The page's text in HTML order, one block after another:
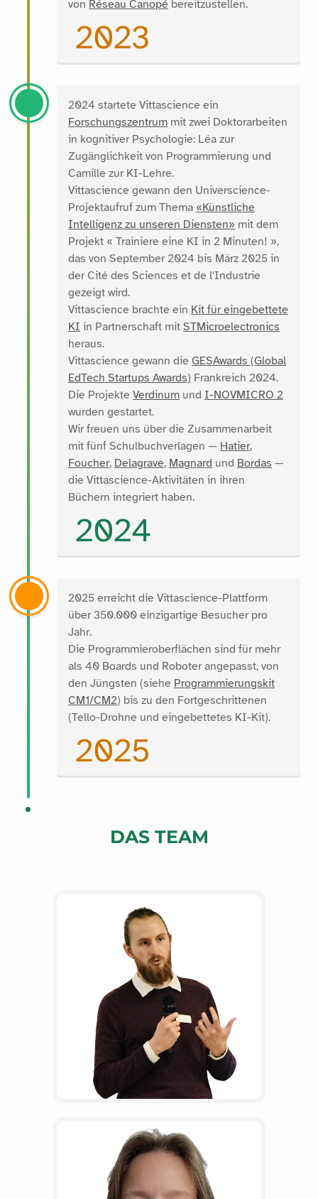
von Réseau Canopé bereitzustellen.
2023
2024 startete Vittascience ein
Forschungszentrum mit zwei Doktorarbeiten
in kognitiver Psychologie: Léa zur
Zugänglichkeit von Programmierung und
Camille zur KI-Lehre.
Vittascience gewann den Universcience-
Projektaufruf zum Thema «Künstliche
Intelligenz zu unseren Diensten» mit dem
Projekt « Trainiere eine KI in 2 Minuten! »,
das von September 2024 bis März 2025 in
der Cité des Sciences et de l'Industrie
gezeigt wird.
Vittascience brachte ein Kit für eingebettete
KI in Partnerschaft mit STMicroelectronics
heraus.
Vittascience gewann die GESAwards (Global
EdTech Startups Awards) Frankreich 2024.
Die Projekte Verdinum und I-NOVMICRO 2
wurden gestartet.
Wir freuen uns über die Zusammenarbeit
mit fünf Schulbuchverlagen — Hatier,
Foucher, Delagrave, Magnard und Bordas —
die Vittascience-Aktivitäten in ihren
Büchern integriert haben.
2024
2025 erreicht die Vittascience-Plattform
über 350.000 einzigartige Besucher pro
Jahr.
Die Programmieroberflächen sind für mehr
als 40 Boards und Roboter angepasst, von
den Jüngsten (siehe Programmierungskit
CM1/CM2) bis zu den Fortgeschrittenen
(Tello-Drohne und eingebettetes KI-Kit).
2025
DAS TEAM